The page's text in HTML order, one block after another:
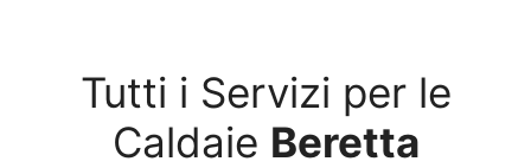
Tutti i Servizi per le
Caldaie Beretta